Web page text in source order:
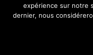
expérience sur notre
dernier, nous